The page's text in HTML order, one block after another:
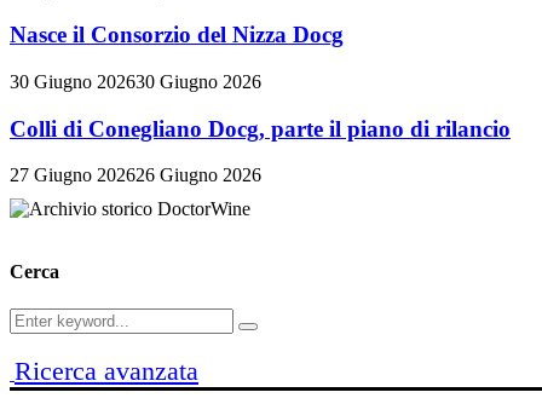
Nasce il Consorzio del Nizza Docg
30 Giugno 202630 Giugno 2026
Colli di Conegliano Docg, parte il piano di rilancio
27 Giugno 202626 Giugno 2026
Cerca
Search
for:
Search
Ricerca avanzata